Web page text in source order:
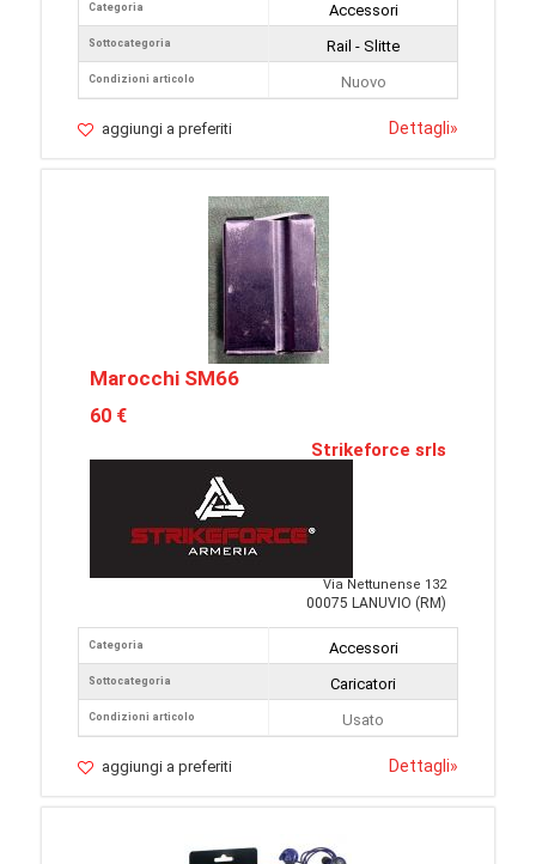
Categoria
Sottocategoria
Condizioni articolo
Accessori
Rail - Slitte
Nuovo
aggiungi a preferiti Dettagli»
Marocchi SM66
60 €
Strikeforce srls
Via Nettunense 132
00075 LANUVIO (RM)
Categoria
Sottocategoria
Condizioni articolo
Accessori
Caricatori
Usato
aggiungi a preferiti Dettagli»